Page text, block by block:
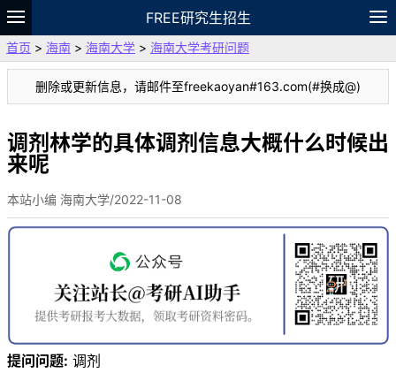
FREE研究生招生
题库
故事 专题 APP 笔记
VIP
资料
首页 > 海南 > 海南大学 > 海南大学考研问题
删除或更新信息，请邮件至freekaoyan#163.com(#换成@)
调剂林学的具体调剂信息大概什么时候出
来呢
本站小编 海南大学/2022-11-08
提问问题: 调剂